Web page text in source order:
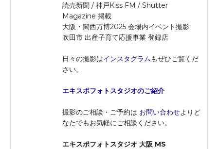
読売新聞 / 神戸Kiss FM / Shutter
Magazine 掲載
大阪・関西万博2025 会場内イベント撮影
吹田市 出産子育て応援事業 登録店
日々の撮影はインスタグラムもぜひご覧くだ
さい。
エキスポフォトスタジオのご紹介
撮影のご相談・ご予約は お問い合わせよりど
なたでもお気軽にご相談ください。
エキスポフォトスタジオ 大阪 MS